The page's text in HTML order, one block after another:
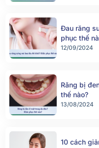
Đau răng
phục thế
12/09/2024
Răng bị
thế nào?
13/08/2024
10 cách